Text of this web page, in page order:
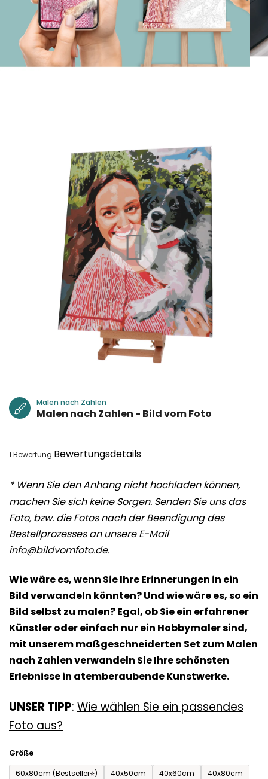
* Wenn Sie den Anhang nicht hochladen können,
machen Sie sich keine Sorgen. Senden Sie uns das
Foto, bzw. die Fotos nach der Beendigung des
Bestellprozesses an unsere E-Mail
info@bildvomfoto.de.
Wie wäre es, wenn Sie Ihre Erinnerungen in ein
Bild verwandeln könnten? Und wie wäre es, so ein
Bild selbst zu malen? Egal, ob Sie ein erfahrener
Künstler oder einfach nur ein Hobbymaler sind,
mit unserem maßgeschneiderten Set zum Malen
nach Zahlen verwandeln Sie Ihre schönsten
Erlebnisse in atemberaubende Kunstwerke.
UNSER TIPP: Wie wählen Sie ein passendes
Foto aus?
Größe
60x80cm (Bestseller⭐)
40x50cm 40x60cm
40x80cm
Malen nach Zahlen
Malen nach Zahlen - Bild vom Foto
Die
Produktbewertung
ist
5,0
von
5
1 Bewertung Bewertungsdetails